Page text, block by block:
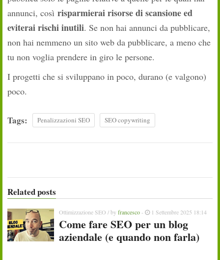
annunci, così risparmierai risorse di scansione ed
eviterai rischi inutili. Se non hai annunci da pubblicare,
non hai nemmeno un sito web da pubblicare, a meno che
tu non voglia prendere in giro le persone.
I progetti che si sviluppano in poco, durano (e valgono)
poco.
Tags: Penalizzazioni SEO SEO copywriting
Related posts
Ottimizzazione SEO / by francesco- 1 Settembre 2025 18:14
Come fare SEO per un blog
aziendale (e quando non farla)